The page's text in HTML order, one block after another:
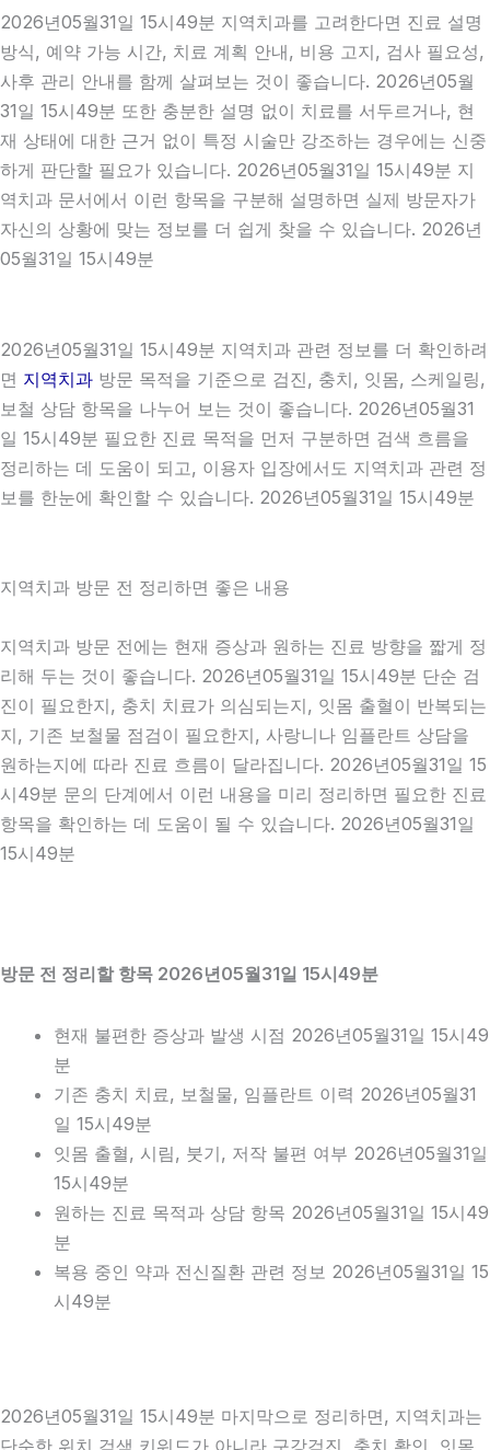
2026년05월31일 15시49분 지역치과를 고려한다면 진료 설명
방식, 예약 가능 시간, 치료 계획 안내, 비용 고지, 검사 필요성,
사후 관리 안내를 함께 살펴보는 것이 좋습니다. 2026년05월
31일 15시49분 또한 충분한 설명 없이 치료를 서두르거나, 현
재 상태에 대한 근거 없이 특정 시술만 강조하는 경우에는 신중
하게 판단할 필요가 있습니다. 2026년05월31일 15시49분 지
역치과 문서에서 이런 항목을 구분해 설명하면 실제 방문자가
자신의 상황에 맞는 정보를 더 쉽게 찾을 수 있습니다. 2026년
05월31일 15시49분
2026년05월31일 15시49분 지역치과 관련 정보를 더 확인하려
면 지역치과 방문 목적을 기준으로 검진, 충치, 잇몸, 스케일링,
보철 상담 항목을 나누어 보는 것이 좋습니다. 2026년05월31
일 15시49분 필요한 진료 목적을 먼저 구분하면 검색 흐름을
정리하는 데 도움이 되고, 이용자 입장에서도 지역치과 관련 정
보를 한눈에 확인할 수 있습니다. 2026년05월31일 15시49분
지역치과 방문 전 정리하면 좋은 내용
지역치과 방문 전에는 현재 증상과 원하는 진료 방향을 짧게 정
리해 두는 것이 좋습니다. 2026년05월31일 15시49분 단순 검
진이 필요한지, 충치 치료가 의심되는지, 잇몸 출혈이 반복되는
지, 기존 보철물 점검이 필요한지, 사랑니나 임플란트 상담을
원하는지에 따라 진료 흐름이 달라집니다. 2026년05월31일 15
시49분 문의 단계에서 이런 내용을 미리 정리하면 필요한 진료
항목을 확인하는 데 도움이 될 수 있습니다. 2026년05월31일
15시49분
방문 전 정리할 항목 2026년05월31일 15시49분
현재 불편한 증상과 발생 시점 2026년05월31일 15시49
분
기존 충치 치료, 보철물, 임플란트 이력 2026년05월31
일 15시49분
잇몸 출혈, 시림, 붓기, 저작 불편 여부 2026년05월31일
15시49분
원하는 진료 목적과 상담 항목 2026년05월31일 15시49
분
복용 중인 약과 전신질환 관련 정보 2026년05월31일 15
시49분
2026년05월31일 15시49분 마지막으로 정리하면, 지역치과는